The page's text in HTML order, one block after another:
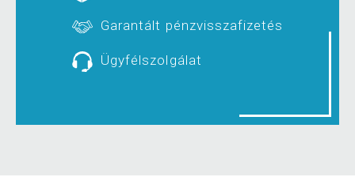
Garantált pénzvisszafizetés
Ügyfélszolgálat